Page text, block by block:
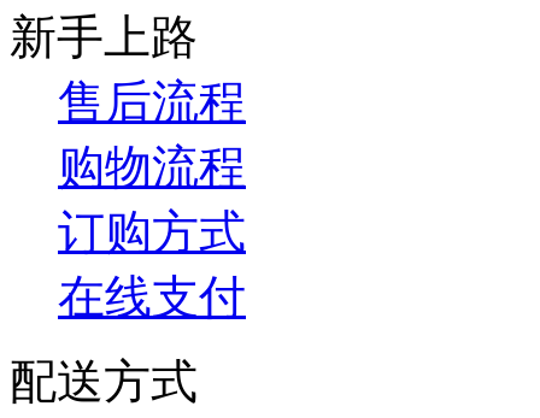
新手上路
售后流程
购物流程
订购方式
在线支付
配送方式